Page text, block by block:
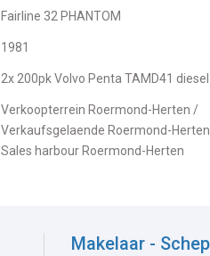
Fairline 32 PHANTOM
1981
2x 200pk Volvo Penta TAMD41 diesel
Verkoopterrein Roermond-Herten /
Verkaufsgelaende Roermond-
Sales harbour Roermond-Herten
Makelaar -